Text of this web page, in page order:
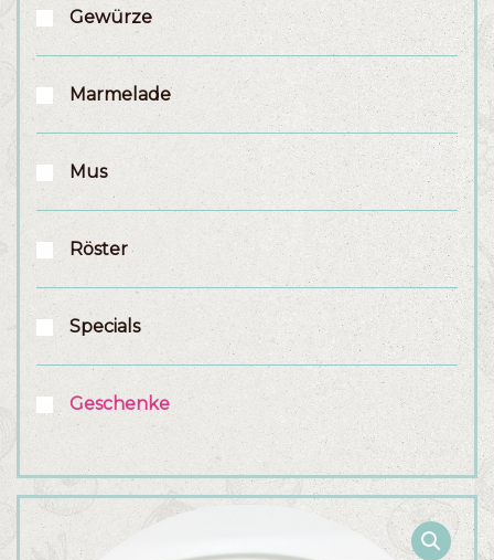
Gewürze
Marmelade
Mus
Röster
Specials
Geschenke